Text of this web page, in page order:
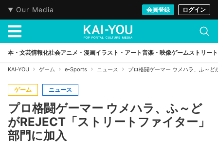
Our Media 会員登録 ログイン
本・文芸情報化社会アニメ・漫画イラスト・アート音楽・映像ゲームストリート
KAI-YOU ゲーム e-Sports ニュース プロ格闘ゲーマー ウメハラ、ふ～
ゲーム ニュース
プロ格闘ゲーマー ウメハラ、ふ～ど
がREJECT「ストリートファイター」
部門に加入